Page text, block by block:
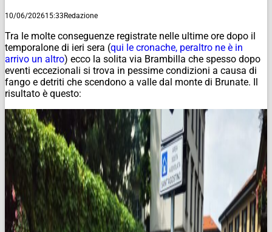
10/06/202615:33Redazione
Tra le molte conseguenze registrate nelle ultime ore dopo il
temporalone di ieri sera (qui le cronache, peraltro ne è in
arrivo un altro) ecco la solita via Brambilla che spesso dopo
eventi eccezionali si trova in pessime condizioni a causa di
fango e detriti che scendono a valle dal monte di Brunate. Il
risultato è questo: